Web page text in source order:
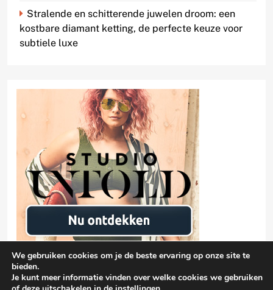
Stralende en schitterende juwelen droom: een
kostbare diamant ketting, de perfecte keuze voor
subtiele luxe
We gebruiken cookies om je de beste ervaring op onze site te
bieden.
Je kunt meer informatie vinden over welke cookies we gebruiken